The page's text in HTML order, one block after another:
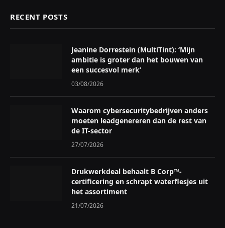
RECENT POSTS
Jeanine Dorrestein (MultiTint): ‘Mijn
ambitie is groter dan het bouwen van
een succesvol merk’
03/08/2026
Waarom cybersecuritybedrijven anders
moeten leadgenereren dan de rest van
de IT-sector
27/07/2026
Drukwerkdeal behaalt B Corp™-
certificering en schrapt waterflesjes uit
het assortiment
21/07/2026